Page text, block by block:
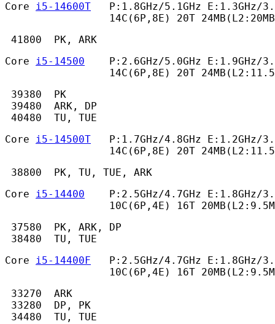
Core i5-14600T
P:1.8GHz/5.1GHz E:1.3GHz/
14C(6P,8E) 20T
41800  PK, ARK
Core i5-14500
P:2.6GHz/5.0GHz E:1.9GHz/
14C(6P,8E) 20T
39380  PK
39480  ARK, DP
40480  TU, TUE
Core i5-14500T
P:1.7GHz/4.8GHz E:1.2GHz/
14C(6P,8E) 20T
38800  PK, TU, TUE, ARK
Core i5-14400
P:2.5GHz/4.7GHz E:1.8GHz/
10C(6P,4E) 16T
37580  PK, ARK, DP
38480  TU, TUE
Core i5-14400F
P:2.5GHz/4.7GHz E:1.8GHz/
10C(6P,4E) 16T
33270  ARK
33280  DP, PK
34480  TU, TUE